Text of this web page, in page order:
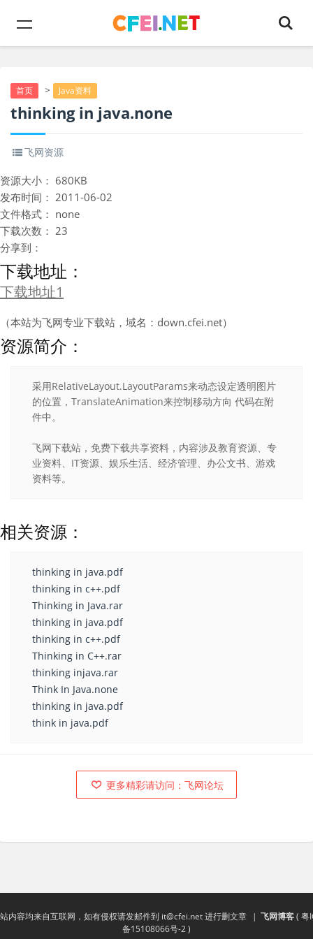
首页 > Java资料
thinking in java.none
飞网资源
资源大小： 680KB
发布时间： 2011-06-02
文件格式： none
下载次数： 23
分享到：
下载地址：
下载地址1
（本站为飞网专业下载站，域名：down.cfei.net）
资源简介：
采用RelativeLayout.LayoutParams来动态设定透明图片
的位置，TranslateAnimation来控制移动方向 代码在附
件中。
飞网下载站，免费下载共享资料，内容涉及教育资源、专
业资料、IT资源、娱乐生活、经济管理、办公文书、游戏
资料等。
相关资源：
thinking in java.pdf
thinking in c++.pdf
Thinking in Java.rar
thinking in java.pdf
thinking in c++.pdf
Thinking in C++.rar
thinking injava.rar
Think In Java.none
thinking in java.pdf
think in java.pdf
更多精彩请访问：飞网论坛
内容均来自互联网，如有侵权请发邮件到 it@cfei.net进行删文章 | 飞网博客( 粤
备15108066号-2)